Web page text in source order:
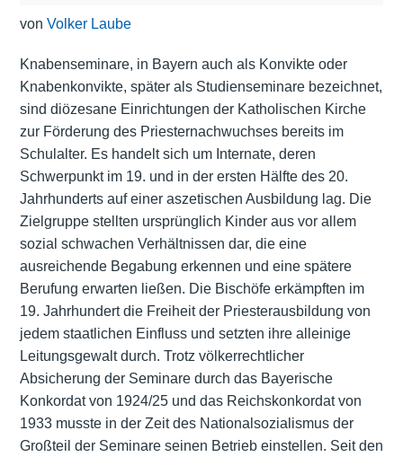
von Volker Laube
Knabenseminare, in Bayern auch als Konvikte oder
Knabenkonvikte, später als Studienseminare bezeichnet,
sind diözesane Einrichtungen der Katholischen Kirche
zur Förderung des Priesternachwuchses bereits im
Schulalter. Es handelt sich um Internate, deren
Schwerpunkt im 19. und in der ersten Hälfte des 20.
Jahrhunderts auf einer aszetischen Ausbildung lag. Die
Zielgruppe stellten ursprünglich Kinder aus vor allem
sozial schwachen Verhältnissen dar, die eine
ausreichende Begabung erkennen und eine spätere
Berufung erwarten ließen. Die Bischöfe erkämpften im
19. Jahrhundert die Freiheit der Priesterausbildung von
jedem staatlichen Einfluss und setzten ihre alleinige
Leitungsgewalt durch. Trotz völkerrechtlicher
Absicherung der Seminare durch das Bayerische
Konkordat von 1924/25 und das Reichskonkordat von
1933 musste in der Zeit des Nationalsozialismus der
Großteil der Seminare seinen Betrieb einstellen. Seit den